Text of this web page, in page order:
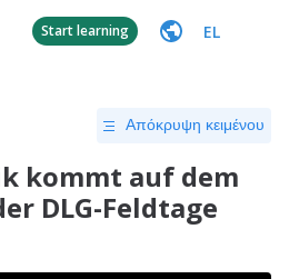
Start learning EL
Απόκρυψη κειμένου
kommt auf dem
DLG-Feldtage